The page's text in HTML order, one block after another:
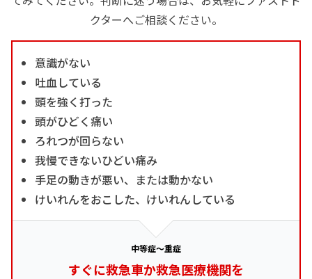
クターへご相談ください。
意識がない
吐血している
頭を強く打った
頭がひどく痛い
ろれつが回らない
我慢できないひどい痛み
手足の動きが悪い、または動かない
けいれんをおこした、けいれんしている
中等症～重症
すぐに救急車か救急医療機関を